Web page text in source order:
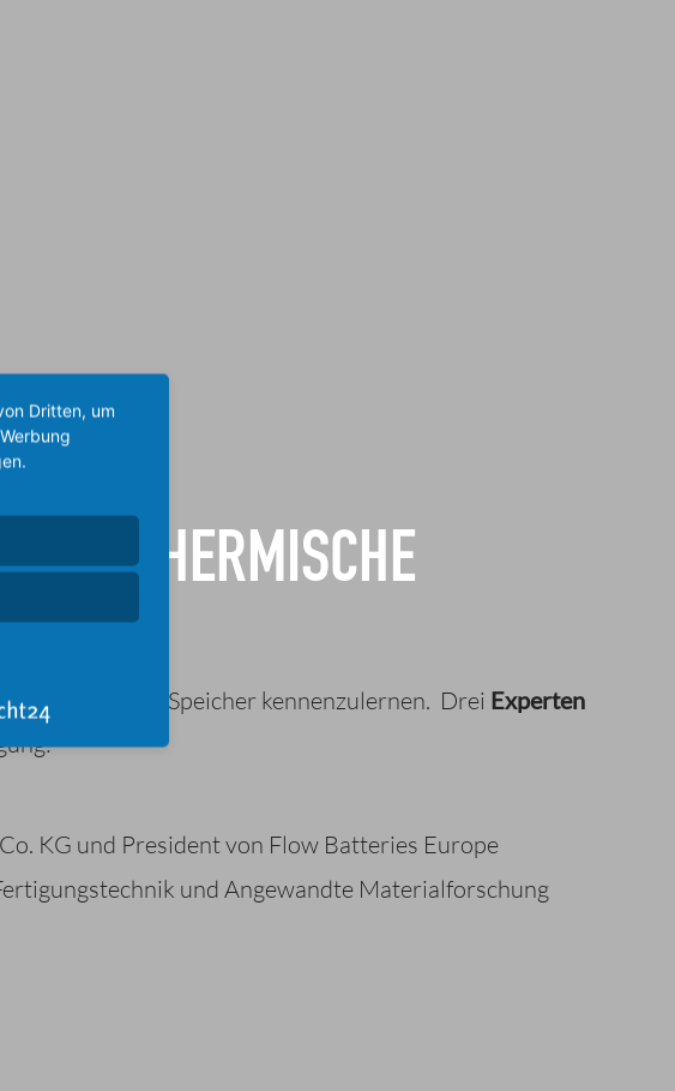
UND THERMISCHE
thermischen Speicher kennenzulernen. Drei Experten
KG und President von Flow Batteries Europe
und Angewandte Materialforschung
Dritten, um